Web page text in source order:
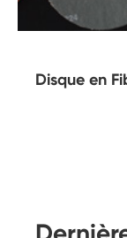
Disque en